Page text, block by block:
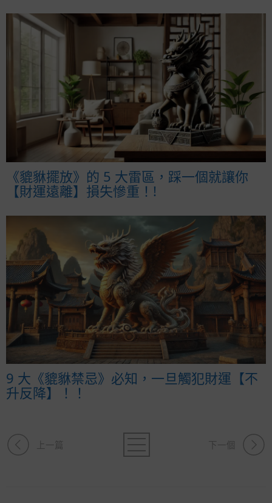
《貔貅擺放》的 5 大雷區，踩一個就讓你
【財運遠離】損失慘重！!
9 大《貔貅禁忌》必知，一旦觸犯財運【不
升反降】！！
上一篇 下一個